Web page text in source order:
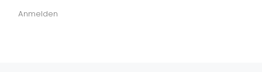
Anmelden